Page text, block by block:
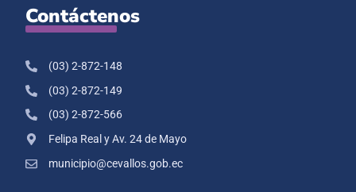
Contáctenos
(03) 2-872-148
(03) 2-872-149
(03) 2-872-566
Felipa Real y Av. 24 de Mayo
municipio@cevallos.gob.ec